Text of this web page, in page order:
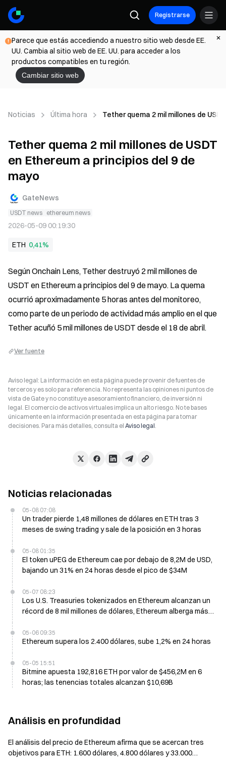
Registrarse
Parece que estás accediendo a nuestro sitio web desde EE.
UU. Cambia al sitio web de EE. UU. para acceder a los
productos compatibles en tu región.
Cambiar sitio web
Noticias Última hora Tether quema 2 mil millones de
Tether quema 2 mil millones de USDT
en Ethereum a principios del 9 de
mayo
GateNews
USDT news ethereum news
2026-05-09 00:19:30
ETH 0,41%
Según Onchain Lens, Tether destruyó 2 mil millones de
USDT en Ethereum a principios del 9 de mayo. La quema
ocurrió aproximadamente 5 horas antes del monitoreo,
como parte de un periodo de actividad más amplio en el que
Tether acuñó 5 mil millones de USDT desde el 18 de abril.
Ver fuente
Aviso legal: La información en esta página puede provenir de fuentes de
terceros y es solo para referencia. No representa las opiniones ni puntos de
vista de Gate y no constituye asesoramiento financiero, de inversión ni
legal. El comercio de activos virtuales implica un alto riesgo. No te bases
únicamente en la información presentada en esta página para tomar
decisiones. Para más detalles, consulta el Aviso legal.
Noticias relacionadas
05-08 07:08
Un trader pierde 1,48 millones de dólares en ETH tras 3
meses de swing trading y sale de la posición en 3 horas
05-08 01:35
El token uPEG de Ethereum cae por debajo de 8,2M de USD,
bajando un 31% en 24 horas desde el pico de $34M
05-07 08:23
Los U.S. Treasuries tokenizados en Ethereum alcanzan un
récord de 8 mil millones de dólares, Ethereum alberga más
05-06 09:35
Ethereum supera los 2.400 dólares, sube 1,2% en 24 horas
05-05 15:51
Bitmine apuesta 192,816 ETH por valor de $456,2M en 6
horas; las tenencias totales alcanzan $10,69B
Análisis en profundidad
El análisis del precio de Ethereum afirma que se acercan tres
objetivos para ETH: 1.600 dólares, 4.800 dólares y 33.000